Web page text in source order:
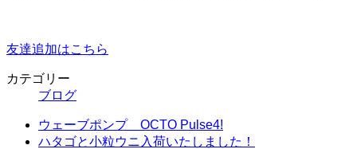
友達追加はこちら
カテゴリー
ブログ
ウェーブポンプ OCTO Pulse4!
ハタゴと小粒ウニ入荷いたしました！